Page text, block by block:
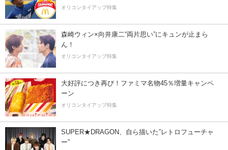
オリコンタイアップ特集
森崎ウィン×向井康二“両片思い”にキュンが止まら
ん！
オリコンタイアップ特集
大好評につき再び！ファミマ名物45％増量キャンペ
ーン
オリコンタイアップ特集
SUPER★DRAGON、自ら描いた”レトロフューチャ
ー”